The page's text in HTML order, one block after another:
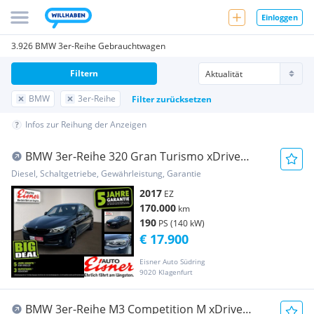
Einloggen
3.926 BMW 3er-Reihe Gebrauchtwagen
BMW 3er-Reihe Filter zurücksetzen
Filtern
Infos zur Reihung der Anzeigen
BMW 3er-Reihe 320 Gran Turismo xDrive
Sport Line 2xKlima PDC
Diesel, Schaltgetriebe, Gewährleistung, Garantie
2017 EZ
170.000 km
190 PS (140 kW)
Eisner Auto Südring
9020 Klagenfurt
€ 17.900
BMW 3er-Reihe M3 Competition M xDrive